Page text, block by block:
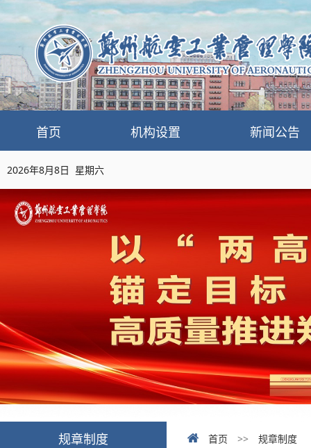
首页 机构设置 新闻公告
2026年8月8日 星期六
规章制度 首页 >> 规章制度